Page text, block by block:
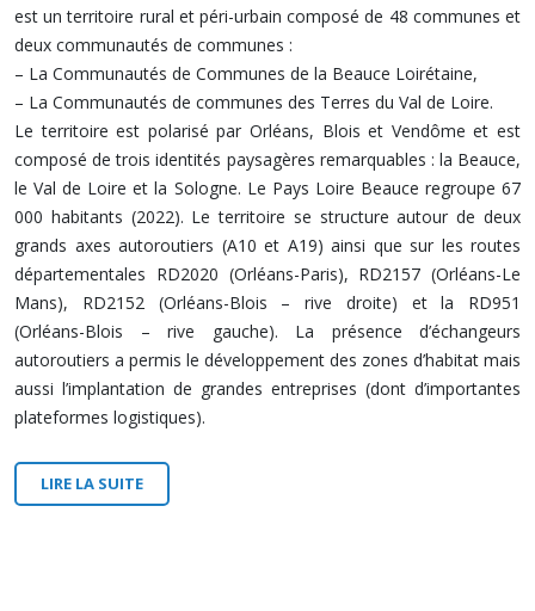
est un territoire rural et péri-urbain composé de 48 communes et
deux communautés de communes :
– La Communautés de Communes de la Beauce Loirétaine,
– La Communautés de communes des Terres du Val de Loire.
Le territoire est polarisé par Orléans, Blois et Vendôme et est
composé de trois identités paysagères remarquables : la Beauce,
le Val de Loire et la Sologne. Le Pays Loire Beauce regroupe 67
000 habitants (2022). Le territoire se structure autour de deux
grands axes autoroutiers (A10 et A19) ainsi que sur les routes
départementales RD2020 (Orléans-Paris), RD2157 (Orléans-Le
Mans), RD2152 (Orléans-Blois – rive droite) et la RD951
(Orléans-Blois – rive gauche). La présence d’échangeurs
autoroutiers a permis le développement des zones d’habitat mais
aussi l’implantation de grandes entreprises (dont d’importantes
plateformes logistiques).
LIRE LA SUITE